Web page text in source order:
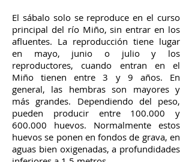
El sábalo solo se reproduce en el curso
principal del río Miño, sin entrar en los
afluentes. La reproducción tiene lugar
en mayo, junio o julio y los
reproductores, cuando entran en el
Miño tienen entre 3 y 9 años. En
general, las hembras son mayores y
más grandes. Dependiendo del peso,
pueden producir entre 100.000 y
600.000 huevos. Normalmente estos
huevos se ponen en fondos de grava, en
aguas bien oxigenadas, a profundidades